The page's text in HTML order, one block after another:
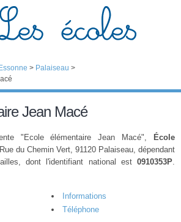
Essonne > Palaiseau >
Jean Macé
"Ecole élémentaire Jean Macé",
École
du Chemin Vert, 91120 Palaiseau, dépendant
dont l'identifiant national est 0910353P.
Informations
Téléphone